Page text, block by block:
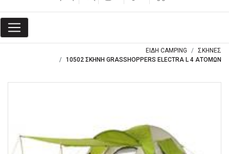
ΕΙΔΗ CAMPING
ΣΚΗΝΕΣ
10502 ΣΚΗΝΗ GRASSHOPPERS ELECTRA L 4 ΑΤΟΜΩΝ